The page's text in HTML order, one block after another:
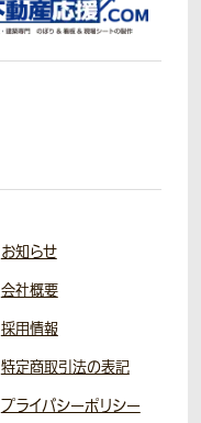
お知らせ
会社概要
採用情報
特定商取引法の表記
プライバシーポリシー